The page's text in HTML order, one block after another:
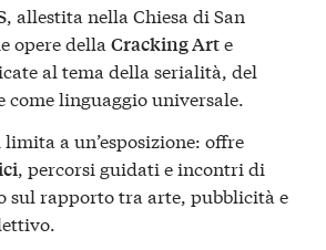
, allestita nella Chiesa di San
opere della Cracking Arte
al tema della serialità, del
come linguaggio universale.
a un’esposizione: offre
, percorsi guidati e incontri di
sul rapporto tra arte, pubblicità e